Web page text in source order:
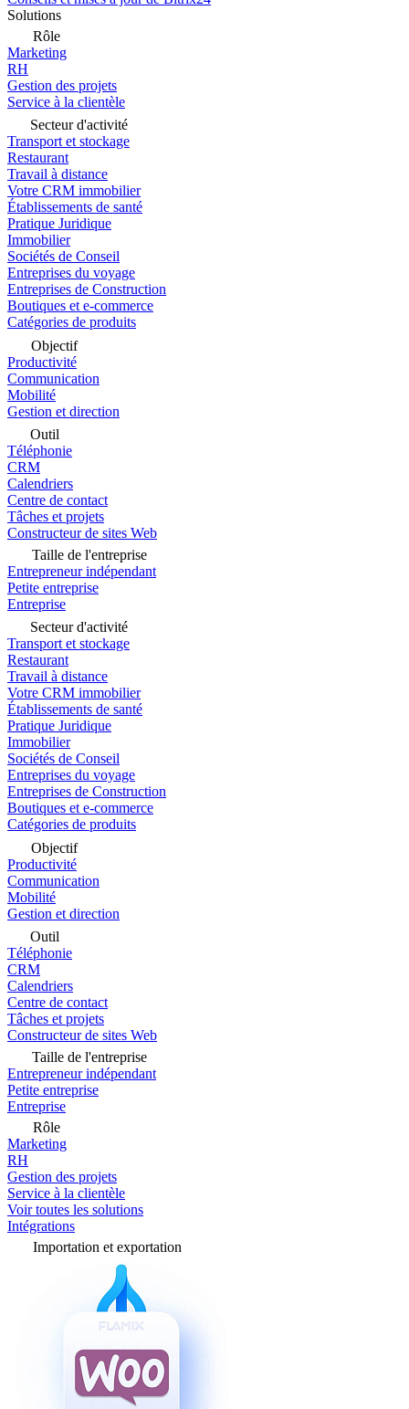
Solutions
Rôle
Marketing
RH
Gestion des projets
Service à la clientèle
Secteur d'activité
Transport et stockage
Restaurant
Travail à distance
Votre CRM immobilier
Établissements de santé
Pratique Juridique
Immobilier
Sociétés de Conseil
Entreprises du voyage
Entreprises de Construction
Boutiques et e-commerce
Catégories de produits
Objectif
Productivité
Communication
Mobilité
Gestion et direction
Outil
Téléphonie
CRM
Calendriers
Centre de contact
Tâches et projets
Constructeur de sites Web
Taille de l'entreprise
Entrepreneur indépendant
Petite entreprise
Entreprise
Secteur d'activité
Transport et stockage
Restaurant
Travail à distance
Votre CRM immobilier
Établissements de santé
Pratique Juridique
Immobilier
Sociétés de Conseil
Entreprises du voyage
Entreprises de Construction
Boutiques et e-commerce
Catégories de produits
Objectif
Productivité
Communication
Mobilité
Gestion et direction
Outil
Téléphonie
CRM
Calendriers
Centre de contact
Tâches et projets
Constructeur de sites Web
Taille de l'entreprise
Entrepreneur indépendant
Petite entreprise
Entreprise
Rôle
Marketing
RH
Gestion des projets
Service à la clientèle
Voir toutes les solutions
Intégrations
Importation et exportation